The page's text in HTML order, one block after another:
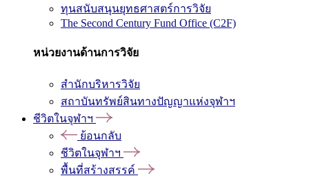
ทุนสนับสนุนยุทธศาสตร์การวิจัย
The Second Century Fund Office (C2F)
หน่วยงานด้านการวิจัย
สำนักบริหารวิจัย
สถาบันทรัพย์สินทางปัญญาแห่งจุฬาฯ
ชีวิตในจุฬาฯ
ย้อนกลับ
ชีวิตในจุฬาฯ
พื้นที่สร้างสรรค์